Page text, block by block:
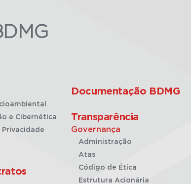
e Cibernética
Documentação BDMG
Transparência
Governança
Administração
Atas
Código de Ética
Estrutura Acionária